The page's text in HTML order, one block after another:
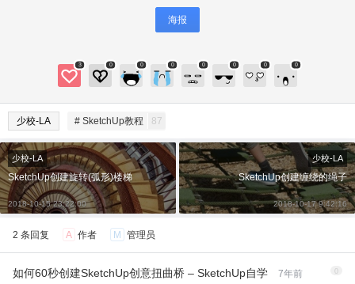
海报
3 0 0 0 0 0 0 0
少校-LA # SketchUp教程 87
给少校-LA打赏
5 10
少校-LA
SketchUp创建旋转(弧形)楼梯
2018-10-15 23:22:00
少校-LA
SketchUp创建缠绕的绳子
2018-10-17 9:42:16
2 条回复 A 作者 M 管理员
如何60秒创建SketchUp创意扭曲桥 – SketchUp自学 7年前 0